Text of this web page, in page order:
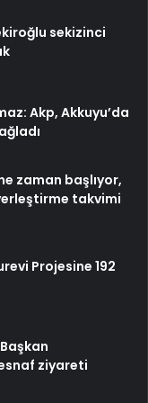
sekizinci
Akp, Akkuyu’da
zaman başlıyor,
takvimi
Projesine 192
ziyareti